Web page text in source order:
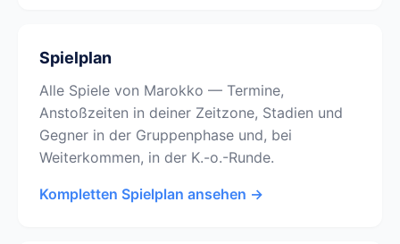
Spielplan
Alle Spiele von Marokko — Termine,
Anstoßzeiten in deiner Zeitzone, Stadien und
Gegner in der Gruppenphase und, bei
Weiterkommen, in der K.-o.-Runde.
Kompletten Spielplan ansehen →